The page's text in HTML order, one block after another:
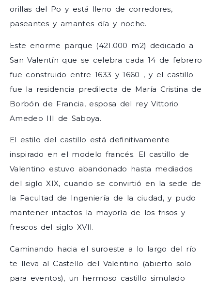
orillas del Po y está lleno de corredores,
paseantes y amantes día y noche.
Este enorme parque (421.000 m2) dedicado a
San Valentín que se celebra cada 14 de febrero
fue construido entre 1633 y 1660 , y el castillo
fue la residencia predilecta de María Cristina de
Borbón de Francia, esposa del rey Vittorio
Amedeo III de Saboya.
El estilo del castillo está definitivamente
inspirado en el modelo francés. El castillo de
Valentino estuvo abandonado hasta mediados
del siglo XIX, cuando se convirtió en la sede de
la Facultad de Ingeniería de la ciudad, y pudo
mantener intactos la mayoría de los frisos y
frescos del siglo XVII.
Caminando hacia el suroeste a lo largo del río
te lleva al Castello del Valentino (abierto solo
para eventos), un hermoso castillo simulado